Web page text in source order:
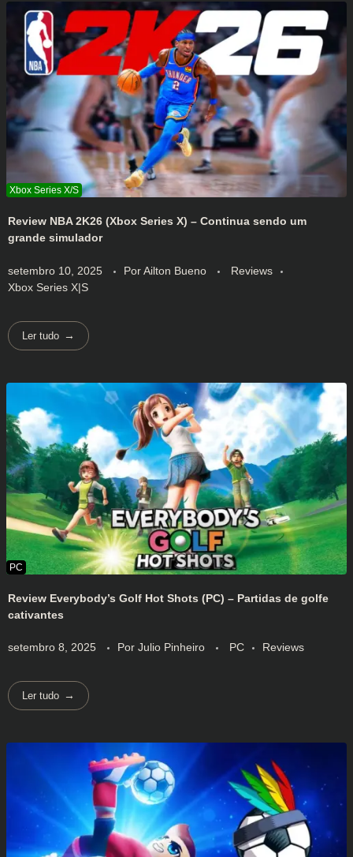
Review NBA 2K26 (Xbox Series X) – Continua sendo um
grande simulador
setembro 10, 2025 PorAilton Bueno
Reviews
Xbox Series X|S
Ler tudo
Review Everybody’s Golf Hot Shots (PC) – Partidas de golfe
cativantes
setembro 8, 2025 Por Julio Pinheiro PC Reviews
Ler tudo